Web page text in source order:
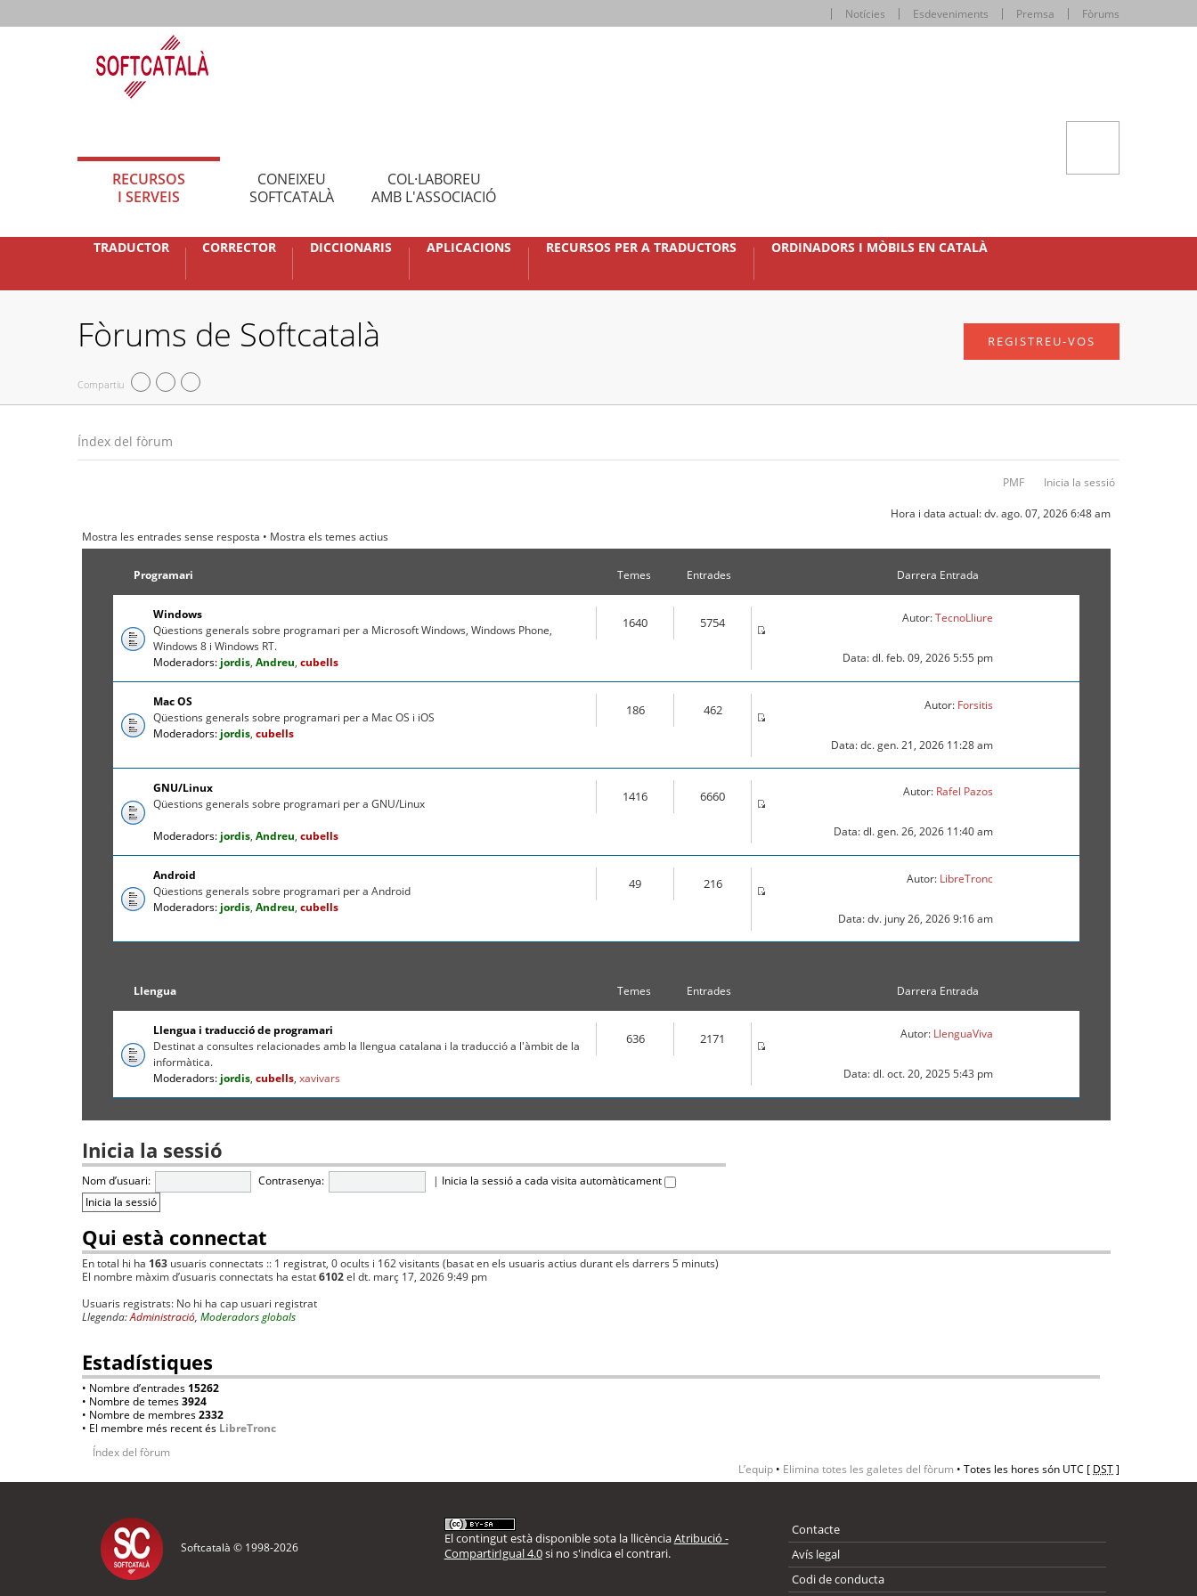
Notícies Esdeveniments Premsa Fòrums
RECURSOS
I SERVEIS
CONEIXEU
SOFTCATALÀ
COL·LABOREU
AMB L'ASSOCIACIÓ
TRADUCTOR CORRECTOR DICCIONARIS APLICACIONS RECURSOS PER A TRADUCTORS ORDINADORS I MÒBILS EN CATALÀ
Fòrums de Softcatalà
Compartiu
REGISTREU-VOS
Índex del fòrum
PMF Inicia la sessió
Hora i data actual: dv. ago. 07, 2026 6:48 am
Mostra les entrades sense resposta • Mostra els temes actius
Programari Temes Entrades Darrera Entrada
Windows
Qüestions generals sobre programari per a Microsoft Windows, Windows Phone,
Windows 8 i Windows RT.
Moderadors: jordis, Andreu, cubells
1640 5754 Autor:TecnoLliure
Data: dl. feb. 09, 2026 5:55 pm
Mac OS
Qüestions generals sobre programari per a Mac OS i iOS
Moderadors: jordis, cubells
186 462 Autor: Forsitis
Data: dc. gen. 21, 2026 11:28 am
GNU/Linux
Qüestions generals sobre programari per a GNU/Linux
Moderadors: jordis, Andreu, cubells
1416 6660 Autor: Rafel Pazos
Data: dl. gen. 26, 2026 11:40 am
Android
Qüestions generals sobre programari per a Android
Moderadors: jordis, Andreu, cubells
49 216 Autor: LibreTronc
Data: dv. juny 26, 2026 9:16 am
Llengua Temes Entrades Darrera Entrada
Llengua i traducció de programari
Destinat a consultes relacionades amb la llengua catalana i la traducció a l'àmbit de la
informàtica.
Moderadors: jordis, cubells, xavivars
636 2171 Autor: LlenguaViva
Data: dl. oct. 20, 2025 5:43 pm
Inicia la sessió
Nom d’usuari: Contrasenya: | Inicia la sessió a cada visita automàticament
Qui està connectat
En total hi ha 163 usuaris connectats :: 1 registrat, 0 ocults i 162 visitants (basat en els usuaris actius durant els darrers 5 minuts)
El nombre màxim d’usuaris connectats ha estat6102el dt. març 17, 2026 9:49 pm
Usuaris registrats: No hi ha cap usuari registrat
Llegenda:Administració, Moderadors globals
Estadístiques
• Nombre d’entrades 15262
• Nombre de temes3924
• Nombre de membres2332
• El membre més recent és LibreTronc
Índex del fòrum
L’equip • Elimina totes les galetes del fòrum • Totes les hores són UTC [ DST]
Softcatalà © 1998-2026
El contingut està disponible sota la llicènciaAtribució -
CompartirIgual 4.0si no s'indica el contrari.
Contacte
Avís legal
Codi de conducta